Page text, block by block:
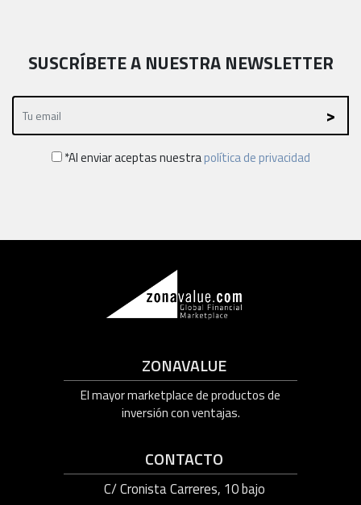
SUSCRÍBETE A NUESTRA NEWSLETTER
*Al enviar aceptas nuestrapolítica de privacidad
ZONAVALUE
El mayor marketplace de productos de
inversión con ventajas.
CONTACTO
C/ Cronista Carreres, 10 bajo